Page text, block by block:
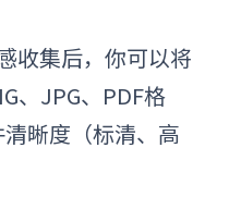
收集后， 你可以将
、JPG、PDF格
晰度（标清、高